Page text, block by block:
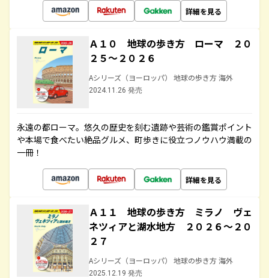
詳細を見る
Ａ１０ 地球の歩き方 ローマ ２０
２５～２０２６
Aシリーズ（ヨーロッパ） 地球の歩き方 海外
2024.11.26 発売
永遠の都ローマ。悠久の歴史を刻む遺跡や芸術の鑑賞ポイント
や本場で食べたい絶品グルメ、町歩きに役立つノウハウ満載の
一冊！
詳細を見る
Ａ１１ 地球の歩き方 ミラノ ヴェ
ネツィアと湖水地方 ２０２６～２０
２７
Aシリーズ（ヨーロッパ） 地球の歩き方 海外
2025.12.19 発売